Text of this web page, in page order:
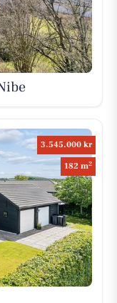
3.545.000 kr
182 m2